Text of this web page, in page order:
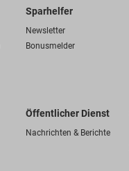
Sparhelfer
Newsletter
Bonusmelder
Öffentlicher Dienst
Nachrichten & Berichte